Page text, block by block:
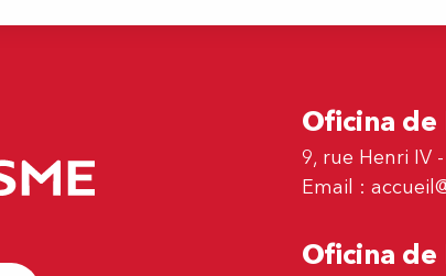
Oficina de
9, rue Henri IV
Email :
Oficina de